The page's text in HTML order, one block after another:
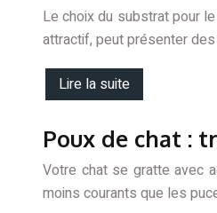
Le choix du substrat pour
attractif, peut présenter
Lire la suite
Poux de chat :
Votre chat se gratte avec
moins courants que les